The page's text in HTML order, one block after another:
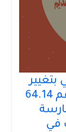
وتتميم القانون التنظيمي رقم 64.14
في